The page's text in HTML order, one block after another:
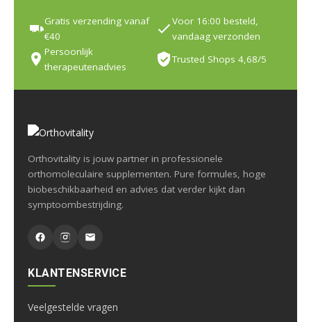
Gratis verzending vanaf
€40
Voor 16:00 besteld,
vandaag verzonden
Persoonlijk
therapeutenadvies
Trusted Shops 4,68/5
Orthovitality is jouw partner in professionele
orthomoleculaire supplementen. Pure formules, hoge
biobeschikbaarheid en advies dat verder kijkt dan
symptoombestrijding.
KLANTENSERVICE
Veelgestelde vragen